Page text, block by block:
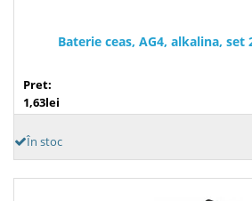
Baterie ceas, AG4, alkalina, set
Pret:
1,63lei
În stoc